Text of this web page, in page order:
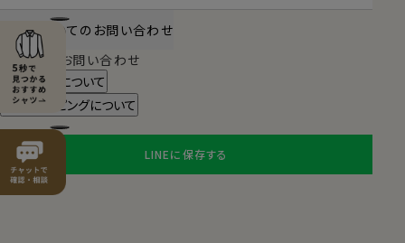
商品についてのお問い合わせ
チャットでお問い合わせ
返品・交換について
ギフトラッピングについて
LINEに保存する